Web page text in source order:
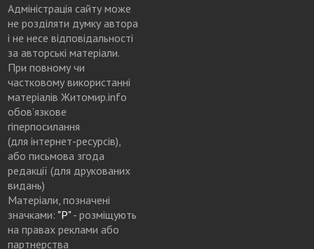
Адміністрація сайту може
не розділяти думку автора
і не несе відповідальності
за авторські матеріали.
При повному чи
частковому використанні
матеріалів Житомир.info
обов’язкове
гіперпосилання
(для інтернет-ресурсів),
або письмова згода
редакції (для друкованих
видань)
Матеріали, позначені
значками: "Р"- розміщують
на правах реклами або
партнерства